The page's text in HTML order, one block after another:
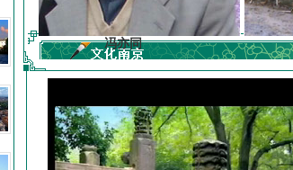
冯亦同